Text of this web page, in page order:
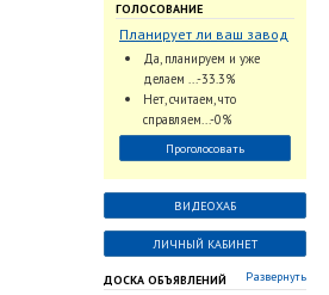
ГОЛОСОВАНИЕ
Планирует ли ваш завод
использовать
промышленный
интеллект и цифровые
заказы для ускорения
обработки заказов и
оперативной отгрузки
продукции конечному
потребителю?
Да, планируем и уже
делаем ...-33.3%
Нет, считаем, что
справляем...-0%
Проголосовать
ВИДЕОХАБ
ЛИЧНЫЙ КАБИНЕТ
ДОСКА ОБЪЯВЛЕНИЙ Развернуть